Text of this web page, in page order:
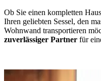
Ob Sie einen kompletten
Ihren geliebten Sessel, den
Wohnwand transportieren
zuverlässiger Partner für